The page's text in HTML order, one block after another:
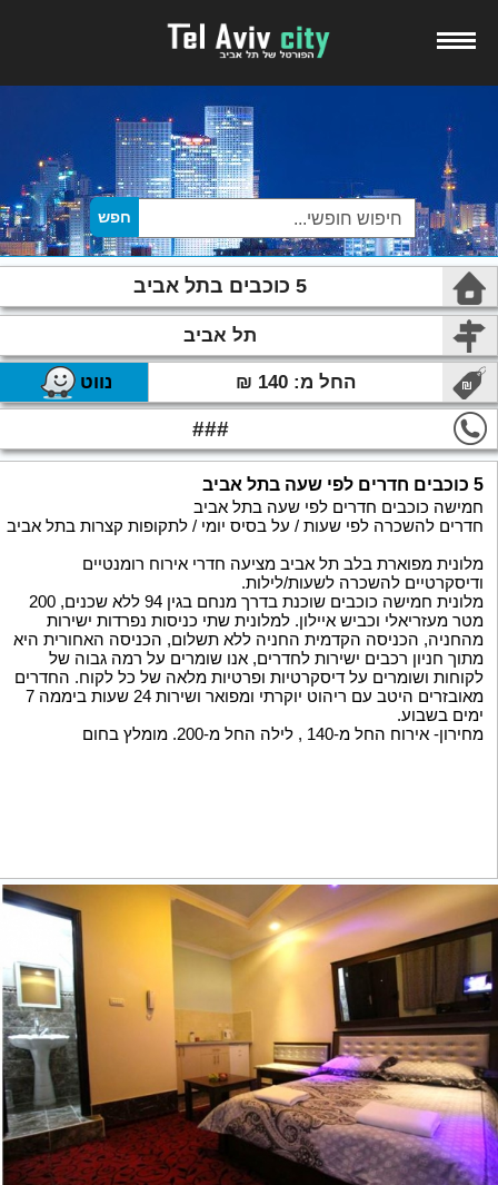
5 כוכבים בתל אביב
תל אביב
החל מ: 140 ₪ נווט
###
5 כוכבים חדרים לפי שעה בתל אביב
חמישה כוכבים חדרים לפי שעה בתל אביב
חדרים להשכרה לפי שעות / על בסיס יומי / לתקופות קצרות בתל אביב
מלונית מפוארת בלב תל אביב מציעה חדרי אירוח רומנטיים
ודיסקרטיים להשכרה לשעות/לילות.
מלונית חמישה כוכבים שוכנת בדרך מנחם בגין 94 ללא שכנים, 200
מטר מעזריאלי וכביש איילון. למלונית שתי כניסות נפרדות ישירות
מהחניה, הכניסה הקדמית החניה ללא תשלום, הכניסה האחורית היא
מתוך חניון רכבים ישירות לחדרים, אנו שומרים על רמה גבוה של
לקוחות ושומרים על דיסקרטיות ופרטיות מלאה של כל לקוח. החדרים
מאובזרים היטב עם ריהוט יוקרתי ומפואר ושירות 24 שעות ביממה 7
ימים בשבוע.
מחירון- אירוח החל מ-140 , לילה החל מ-200. מומלץ בחום